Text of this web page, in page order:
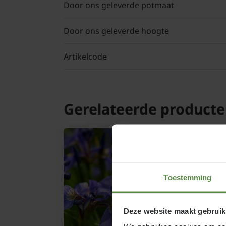
Toestemming
Deze website maakt
Door ons geleverde potmaat
Door ons geleverde hoogte
Artikelcode
Gerelateerde